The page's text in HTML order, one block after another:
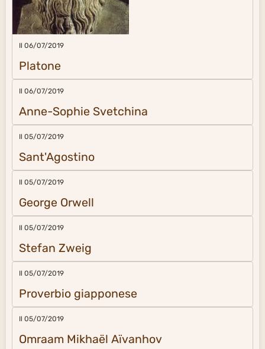
Il 06/07/2019
Platone
Il 06/07/2019
Anne-Sophie Svetchina
Il 05/07/2019
Sant'Agostino
Il 05/07/2019
George Orwell
Il 05/07/2019
Stefan Zweig
Il 05/07/2019
Proverbio giapponese
Il 05/07/2019
Omraam Mikhaël Aïvanhov